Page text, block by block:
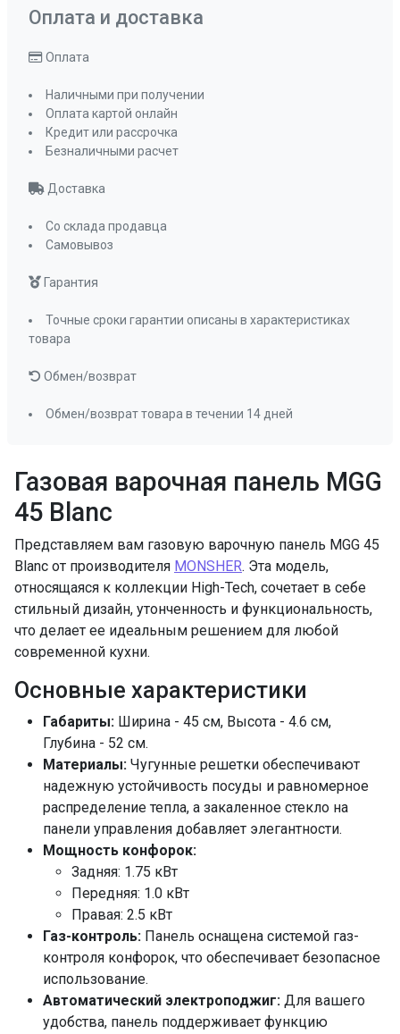
Мощность конфорок, кВт: передняя
Мощность конфорок, кВт: правая
Газ-контроль конфорок
Автоматический электроподжиг
Форсунки под сжиженный газ
Подставка WOK
ПРОМО Скидка
Газовая варочная панель MGG
45 Blanc
Представляем вам газовую варочную панель MGG 45
Blanc от производителя MONSHER. Эта модель,
относящаяся к коллекции High-Tech, сочетает в себе
стильный дизайн, утонченность и функциональность,
что делает ее идеальным решением для любой
современной кухни.
Основные характеристики
Габариты: Ширина - 45 см, Высота - 4.6 см,
Глубина - 52 см.
Материалы: Чугунные решетки обеспечивают
надежную устойчивость посуды и равномерное
распределение тепла, а закаленное стекло на
панели управления добавляет элегантности.
Мощность конфорок:
Задняя: 1.75 кВт
Передняя: 1.0 кВт
Правая: 2.5 кВт
Газ-контроль: Панель оснащена системой газ-
контроля конфорок, что обеспечивает безопасное
использование.
Автоматический электроподжиг: Для вашего
удобства, панель поддерживает функцию
Оплата и доставка
Оплата
Наличными при получении
Оплата картой онлайн
Кредит или рассрочка
Безналичными расчет
Доставка
Со склада продавца
Самовывоз
Гарантия
Точные сроки гарантии описаны в характеристиках
товара
Обмен/возврат
Обмен/возврат товара в течении 14 дней